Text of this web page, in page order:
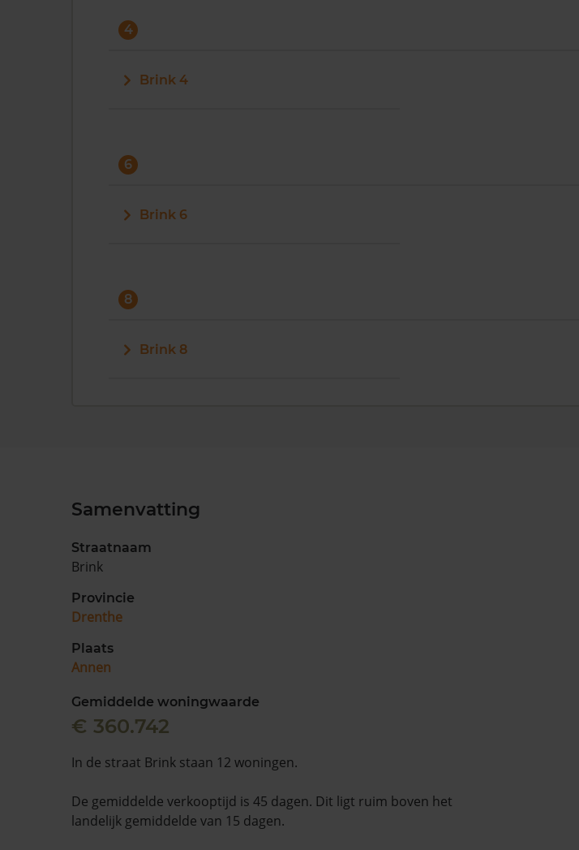
4
Brink 4
6
Brink 6
8
Brink 8
Samenvatting
Straatnaam
Brink
Provincie
Drenthe
Plaats
Annen
Gemiddelde woningwaarde
€ 360.742
In de straat Brink staan 12 woningen.
De gemiddelde verkooptijd is 45 dagen. Dit ligt ruim boven het
landelijk gemiddelde van 15 dagen.